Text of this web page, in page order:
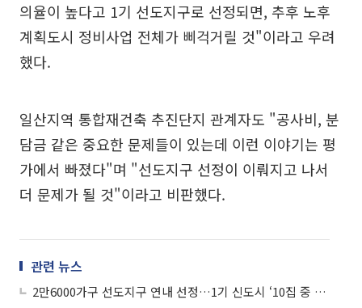
의율이 높다고 1기 선도지구로 선정되면, 추후 노후
계획도시 정비사업 전체가 삐걱거릴 것"이라고 우려
했다.
일산지역 통합재건축 추진단지 관계자도 "공사비, 분
담금 같은 중요한 문제들이 있는데 이런 이야기는 평
가에서 빠졌다"며 "선도지구 선정이 이뤄지고 나서
더 문제가 될 것"이라고 비판했다.
관련 뉴스
2만6000가구 선도지구 연내 선정…1기 신도시 ‘10집 중 1집’ 재건축 급행열차 탄다